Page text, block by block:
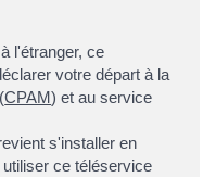
l'étranger, ce
votre départ à la
CPAM) et au service
s'installer en
ce téléservice